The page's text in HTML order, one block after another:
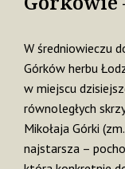
W średniowieczu
Górków herbu
w miejscu
równoległych
Mikołaja Górki
najstarsza –